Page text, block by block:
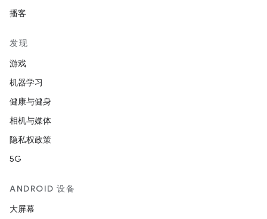
播客
发现
游戏
机器学习
健康与健身
相机与媒体
隐私权政策
5G
ANDROID 设备
大屏幕